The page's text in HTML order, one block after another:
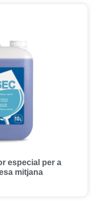
especial per a
mitjana